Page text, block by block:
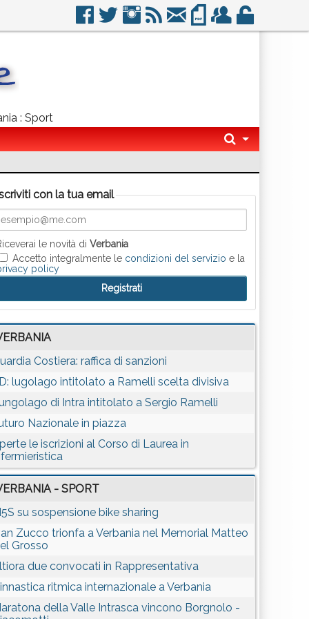
: Sport
con la tua email
le novità diVerbania
Accetto integralmente le condizioni del servizio e la
policy
Costiera: raffica di sanzioni
lugolago intitolato a Ramelli scelta divisiva
di Intra intitolato a Sergio Ramelli
Nazionale in piazza
le iscrizioni al Corso di Laurea in
- SPORT
su sospensione bike sharing
Zucco trionfa a Verbania nel Memorial Matteo
Grosso
due convocati in Rappresentativa
ritmica internazionale a Verbania
della Valle Intrasca vincono Borgnolo -